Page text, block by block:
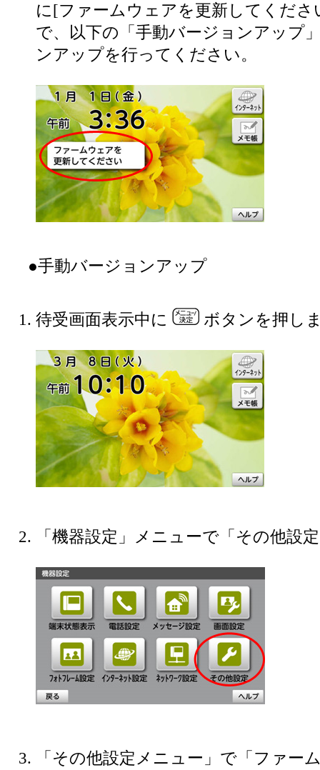
に[ファームウェアを更新してくだ
で、以下の「手動バージョンアップ
ンアップを行ってください。
●手動バージョンアップ
待受画面表示中に ボタンを押し
「機器設定」メニューで「その他設
「その他設定メニュー」で「ファー